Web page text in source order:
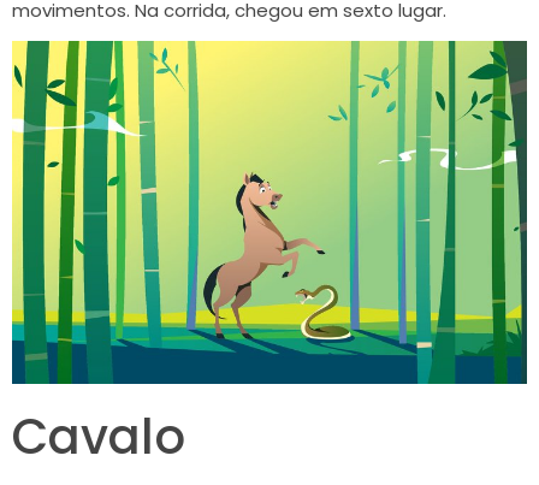
movimentos. Na corrida, chegou em sexto lugar.
Cavalo